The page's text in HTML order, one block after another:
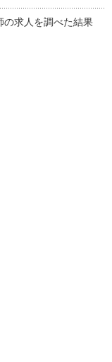
の求人を調べた結果